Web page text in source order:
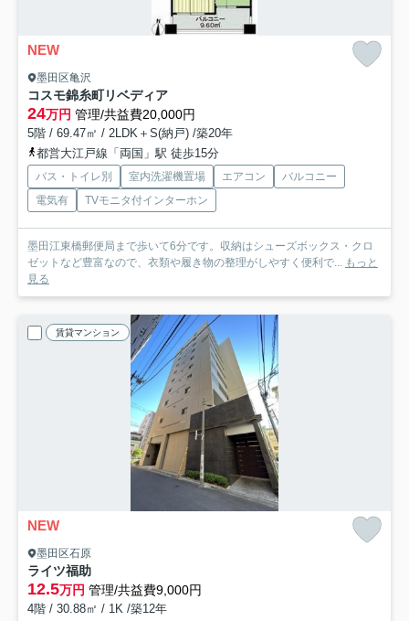
NEW
墨田区亀沢
コスモ錦糸町リベディア
24万円 管理/共益費20,000円
5階 / 69.47㎡ / 2LDK＋S(納戸) /築20年
都営大江戸線「両国」駅 徒歩15分
バス・トイレ別 室内洗濯機置場 エアコン
バルコニー
電気有
TVモニタ付インターホン
墨田江東橋郵便局まで歩いて6分です。収納はシューズボックス・クロ
ゼットなど豊富なので、衣類や履き物の整理がしやすく便利で... もっと
見る
賃貸マンション
NEW
墨田区石原
ライツ福助
12.5万円 管理/共益費9,000円
4階 / 30.88㎡ / 1K /築12年